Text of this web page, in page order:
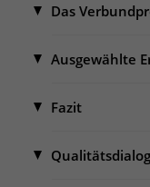
Das
Ausgewählte
Fazit